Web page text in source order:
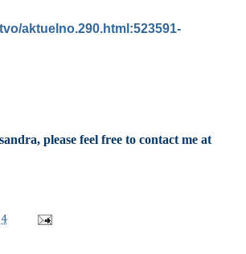
aktuelno.290.html:523591-
please feel free to contact me at